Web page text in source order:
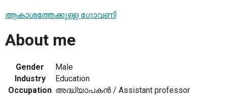
ആകാശത്തേക്കുള്ള ഗോവണി
About me
Gender
Male
Industry
Education
Occupation അദ്ധ്യാപകന്‍ ‍/ Assistant professor